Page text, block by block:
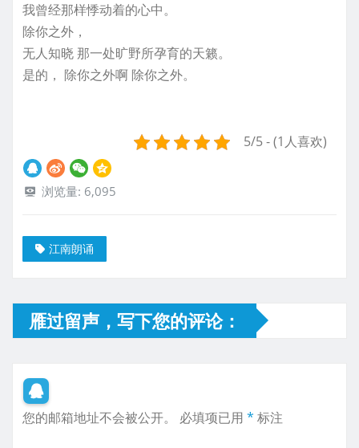
我曾经那样悸动着的心中。
除你之外，
无人知晓 那一处旷野所孕育的天籁。
是的， 除你之外啊 除你之外。
5/5 - (1人喜欢)
浏览量: 6,095
江南朗诵
雁过留声，写下您的评论：
您的邮箱地址不会被公开。 必填项已用 * 标注